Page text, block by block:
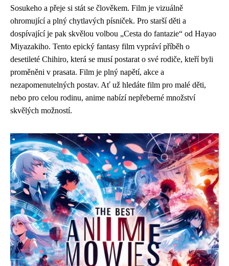
Sosukeho a přeje si stát se člověkem. Film je vizuálně
ohromující a plný chytlavých písniček. Pro starší děti a
dospívající je pak skvělou volbou „Cesta do fantazie“ od Hayao
Miyazakiho. Tento epický fantasy film vypráví příběh o
desetileté Chihiro, která se musí postarat o své rodiče, kteří byli
proměněni v prasata. Film je plný napětí, akce a
nezapomenutelných postav. Ať už hledáte film pro malé děti,
nebo pro celou rodinu, anime nabízí nepřeberné množství
skvělých možností.